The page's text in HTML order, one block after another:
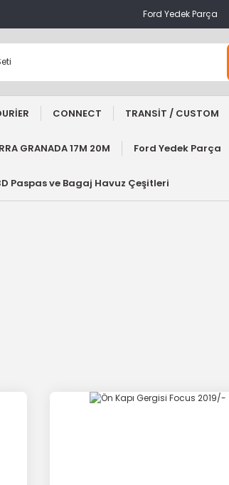
Ford Yedek Parça
CONNECT TRANSİT / CUSTOM
GRANADA 17M 20M Ford Yedek Parça
Paspas ve Bagaj Havuz Çeşitleri